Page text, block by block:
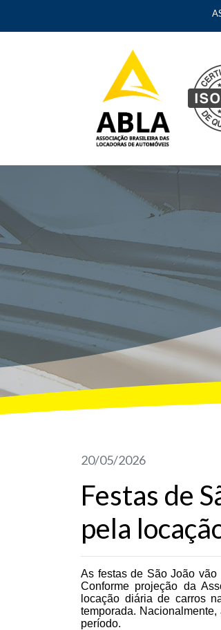
20/05/2026
Festas de
pela
As festas de São João
Conforme projeção da
locação diária de carros
temporada.
período.